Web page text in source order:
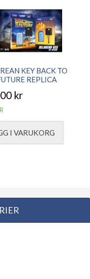
KEY BACK TO
REPLICA
kr
I VARUKORG